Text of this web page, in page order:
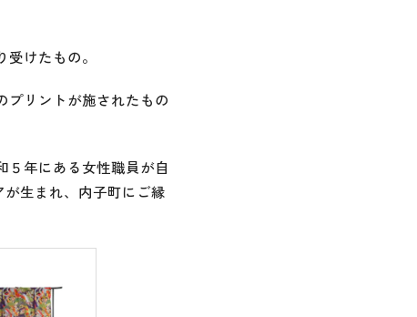
けたもの。
プリントが施されたもの
５年にある女性職員が自
生まれ、内子町にご縁